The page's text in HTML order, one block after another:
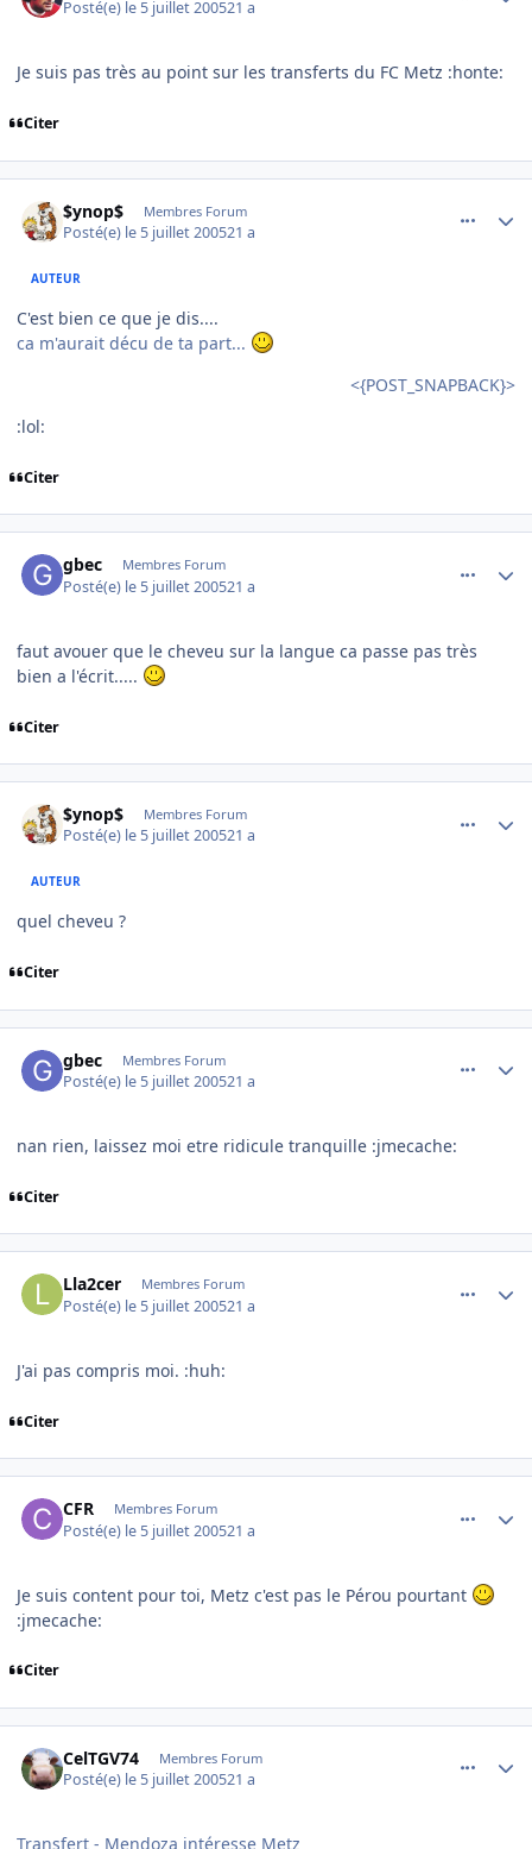
Posté(e) le 5 juillet 200521 a
Je suis pas très au point sur les transferts du FC Metz :honte:
Citer
$ynop$ Membres Forum
Posté(e) le 5 juillet 200521 a
AUTEUR
C'est bien ce que je dis....
ca m'aurait décu de ta part...
<{POST_SNAPBACK}>
:lol:
Citer
gbec Membres Forum
Posté(e) le 5 juillet 200521 a
faut avouer que le cheveu sur la langue ca passe pas très
bien a l'écrit.....
Citer
$ynop$ Membres Forum
Posté(e) le 5 juillet 200521 a
AUTEUR
quel cheveu ?
Citer
gbec Membres Forum
Posté(e) le 5 juillet 200521 a
nan rien, laissez moi etre ridicule tranquille :jmecache:
Citer
Lla2cer Membres Forum
Posté(e) le 5 juillet 200521 a
J'ai pas compris moi. :huh:
Citer
CFR Membres Forum
Posté(e) le 5 juillet 200521 a
Je suis content pour toi, Metz c'est pas le Pérou pourtant
:jmecache:
Citer
CelTGV74 Membres Forum
Posté(e) le 5 juillet 200521 a
Transfert - Mendoza intéresse Metz